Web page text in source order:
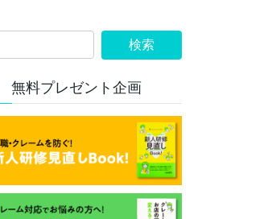
料プレゼント企画